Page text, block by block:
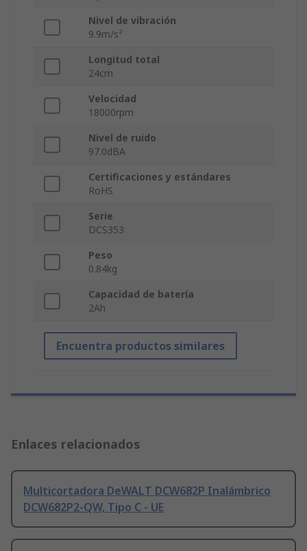
Nivel de vibración
9.9m/s²
Longitud total
24cm
Velocidad
18000rpm
Nivel de ruido
97.0dBA
Certificaciones y estándares
RoHS
Serie
DCS353
Peso
0.84kg
Capacidad de batería
2Ah
Encuentra productos similares
Enlaces relacionados
Multicortadora DeWALT DCW682P Inalámbrico
DCW682P2-QW, Tipo C - UE